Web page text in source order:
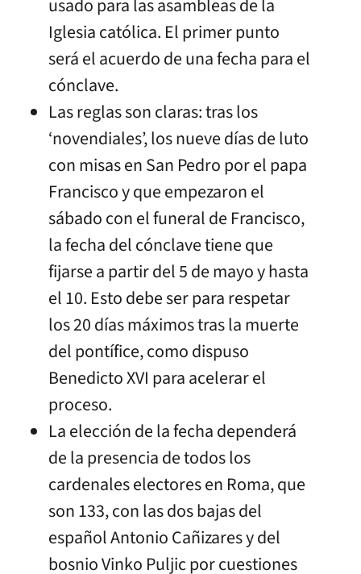
usado para las asambleas de la
Iglesia católica. El primer punto
será el acuerdo de una fecha para el
cónclave.
Las reglas son claras: tras los
‘novendiales’, los nueve días de luto
con misas en San Pedro por el papa
Francisco y que empezaron el
sábado con el funeral de Francisco,
la fecha del cónclave tiene que
fijarse a partir del 5 de mayo y hasta
el 10. Esto debe ser para respetar
los 20 días máximos tras la muerte
del pontífice, como dispuso
Benedicto XVI para acelerar el
proceso.
La elección de la fecha dependerá
de la presencia de todos los
cardenales electores en Roma, que
son 133, con las dos bajas del
español Antonio Cañizares y del
bosnio Vinko Puljic por cuestiones